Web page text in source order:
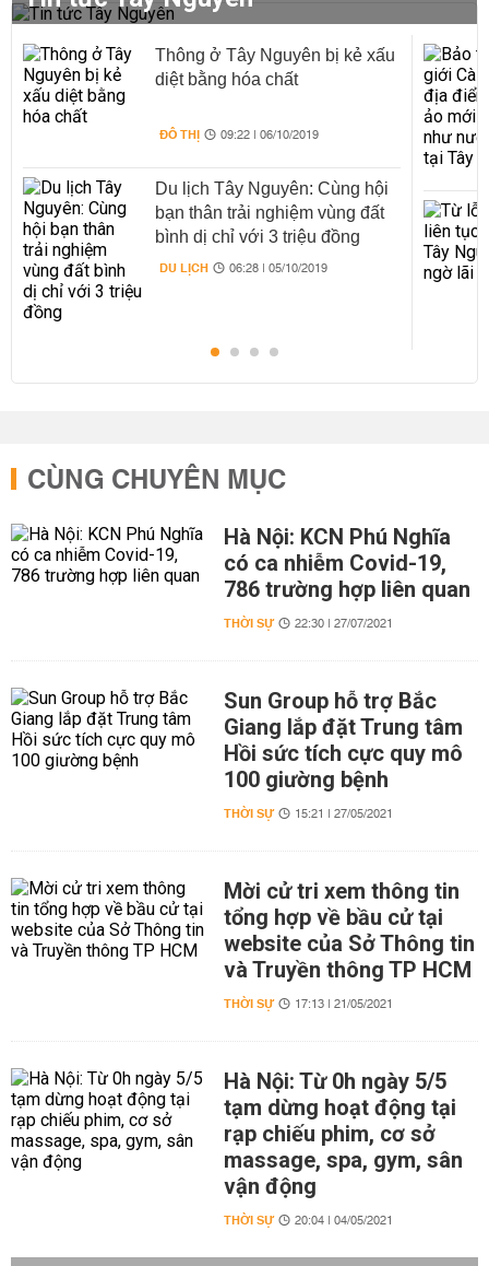
Thông ở Tây Nguyên bị kẻ xấu
diệt bằng hóa chất
ĐÔ THỊ 09:22 | 06/10/2019
Du lịch Tây Nguyên: Cùng hội
bạn thân trải nghiệm vùng đất
bình dị chỉ với 3 triệu đồng
DU LỊCH 06:28 | 05/10/2019
CÙNG CHUYÊN MỤC
Hà Nội: KCN Phú Nghĩa
có ca nhiễm Covid-19,
786 trường hợp liên quan
THỜI SỰ 22:30 | 27/07/2021
Sun Group hỗ trợ Bắc
Giang lắp đặt Trung tâm
Hồi sức tích cực quy mô
100 giường bệnh
THỜI SỰ 15:21 | 27/05/2021
Mời cử tri xem thông tin
tổng hợp về bầu cử tại
website của Sở Thông tin
và Truyền thông TP HCM
THỜI SỰ 17:13 | 21/05/2021
Hà Nội: Từ 0h ngày 5/5
tạm dừng hoạt động tại
rạp chiếu phim, cơ sở
massage, spa, gym, sân
vận động
THỜI SỰ 20:04 | 04/05/2021